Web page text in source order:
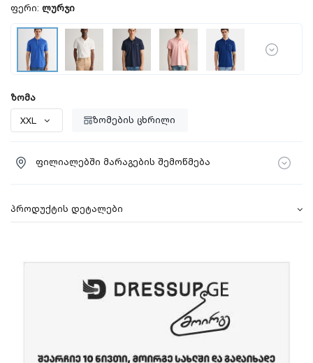
ფერი: ლურჯი
ზომა
ზომების ცხრილი
ფილიალებში მარაგების შემოწმება
პროდუქტის დეტალები